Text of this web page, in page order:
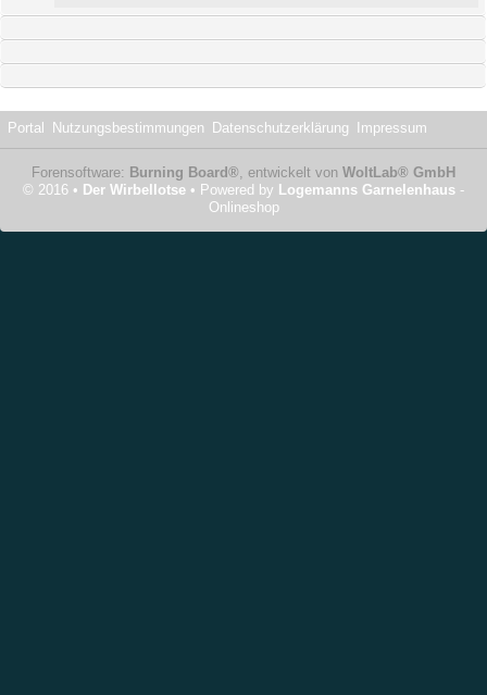
Portal Nutzungsbestimmungen Datenschutzerklärung Impressum
Forensoftware: Burning Board®, entwickelt von WoltLab® GmbH
© 2016 • Der Wirbellotse • Powered by Logemanns Garnelenhaus -
Onlineshop